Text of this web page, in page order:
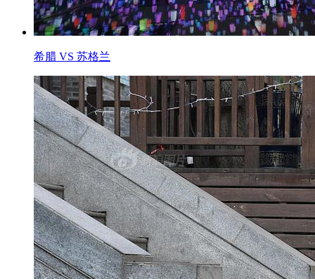
希腊 VS 苏格兰